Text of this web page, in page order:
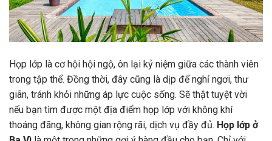
Họp lớp là cơ hội hội ngộ, ôn lại kỷ niệm giữa các thành viên
trong tập thể. Đồng thời, đây cũng là dịp để nghỉ ngơi, thư
giãn, tránh khỏi những áp lực cuộc sống. Sẽ thật tuyệt vời
nếu bạn tìm được một địa điểm họp lớp với không khí
thoáng đãng, không gian rộng rãi, dịch vụ đầy đủ. Họp lớp ở